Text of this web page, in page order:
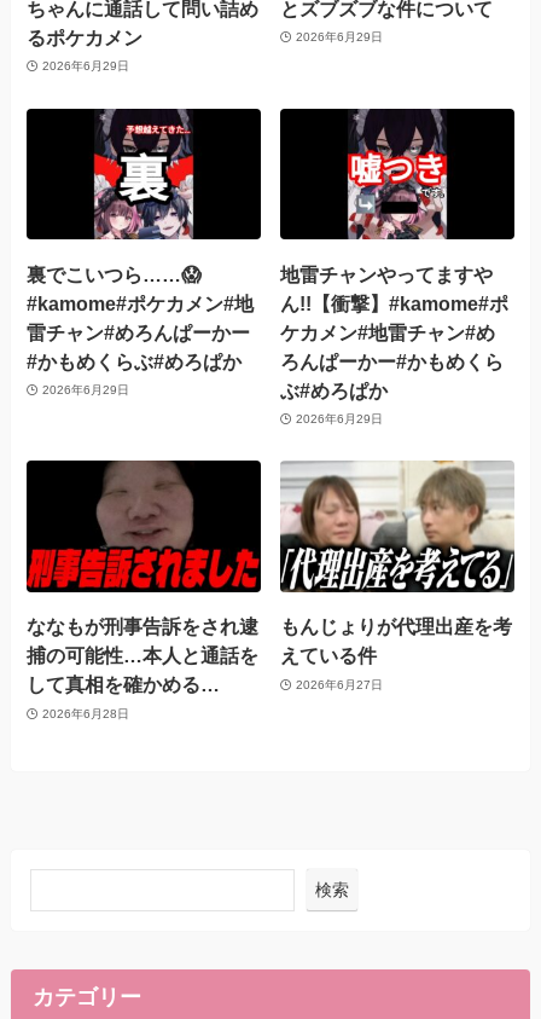
ちゃんに通話して問い詰め
るポケカメン
2026年6月29日
とズブズブな件について
2026年6月29日
裏でこいつら……😱
#kamome#ポケカメン#地
雷チャン#めろんぱーかー
#かもめくらぶ#めろぱか
2026年6月29日
地雷チャンやってますや
ん!!【衝撃】#kamome#ポ
ケカメン#地雷チャン#め
ろんぱーかー#かもめくら
ぶ#めろぱか
2026年6月29日
ななもが刑事告訴をされ逮
捕の可能性…本人と通話を
して真相を確かめる…
2026年6月28日
もんじょりが代理出産を考
えている件
2026年6月27日
検索
カテゴリー